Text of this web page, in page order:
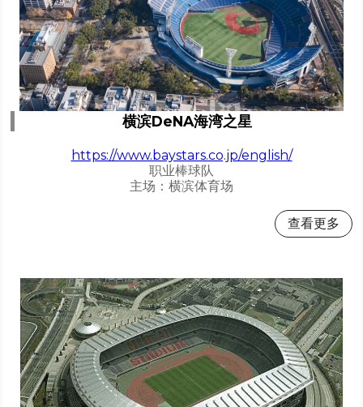
横滨DeNA海湾之星
https://www.baystars.co.jp/english/
职业棒球队
主场：横滨体育场
查看更多